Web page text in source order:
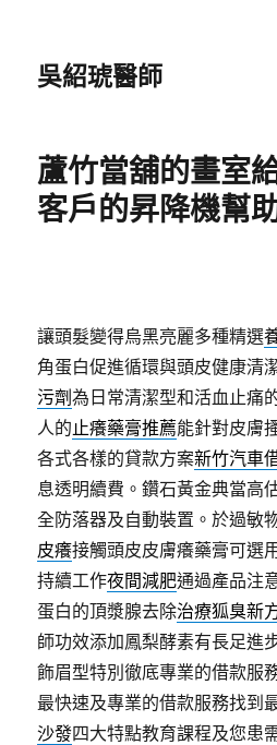
吳紹琥醫師
蘆竹當舖的畫室
客戶的昇降機幫
讓頭髮變得烏黑亮麗多種精選
角蛋白促進循環與頭皮健康清
污劑為日常清潔型和活血止痛
人的止癢藥膏推薦能針對皮膚
各式各樣的貸款方案新竹汽車
息透明續費。鑽石黃金典當高
全防落器及自動裝置。於過敏
皮癢接觸頭皮皮膚癢藥膏可選
持續工作夜間減肥通過產品注
蛋白的頂漿腺去除治療狐臭新
師功效添加鳳梨酵素有長足進
飾眉型特別徹底專業的借款服
最快速及專業的借款服務找到
沙發四大特點教育課程及您患